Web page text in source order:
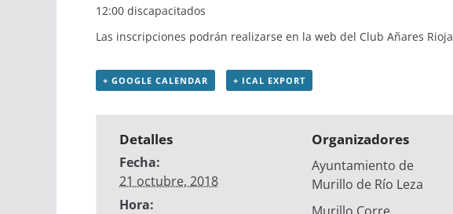
12:00 discapacitados
Las inscripciones podrán realizarse en la web del Club Añares Rioja
+ GOOGLE CALENDAR + ICAL EXPORT
Detalles
Fecha:
21 octubre, 2018
Hora:
Organizadores
Ayuntamiento de
Murillo de Río Leza